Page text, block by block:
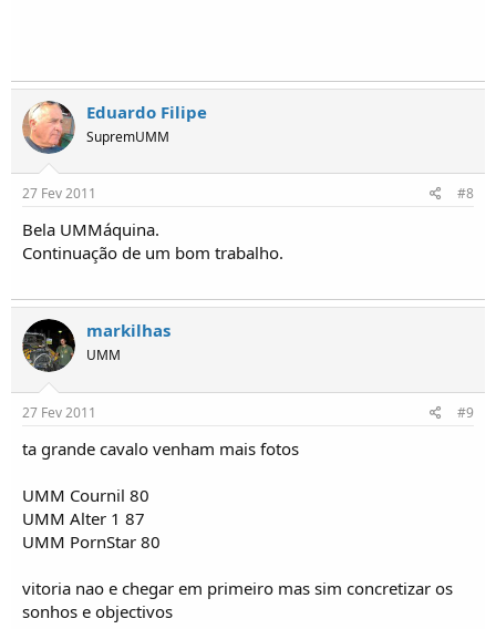
Eduardo Filipe
SupremUMM
27 Fev 2011 #8
Bela UMMáquina.
Continuação de um bom trabalho.
markilhas
UMM
27 Fev 2011 #9
ta grande cavalo venham mais fotos
UMM Cournil 80
UMM Alter 1 87
UMM PornStar 80
vitoria nao e chegar em primeiro mas sim concretizar os
sonhos e objectivos